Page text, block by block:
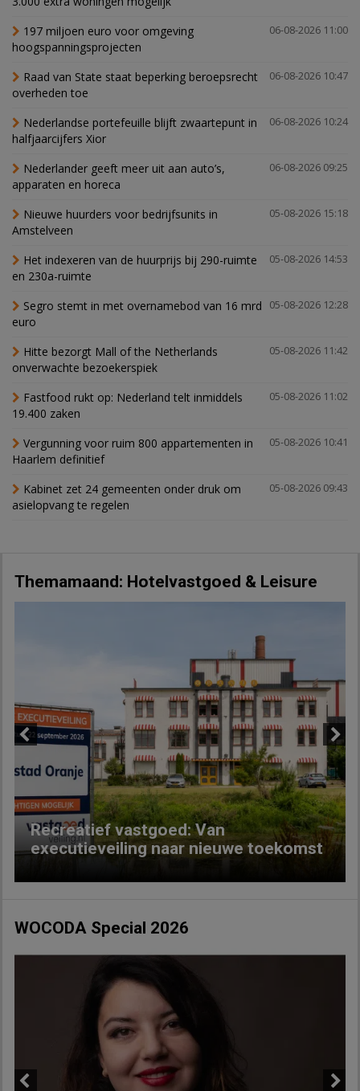
06-08-2026 11:00
197 miljoen euro voor omgeving
hoogspanningsprojecten
06-08-2026 10:47
Raad van State staat beperking beroepsrecht
overheden toe
06-08-2026 10:24
Nederlandse portefeuille blijft zwaartepunt in
halfjaarcijfers Xior
06-08-2026 09:25
Nederlander geeft meer uit aan auto’s,
apparaten en horeca
05-08-2026 15:18
Nieuwe huurders voor bedrijfsunits in
Amstelveen
05-08-2026 14:53
Het indexeren van de huurprijs bij 290-ruimte
en 230a-ruimte
05-08-2026 12:28
Segro stemt in met overnamebod van 16 mrd
euro
05-08-2026 11:42
Hitte bezorgt Mall of the Netherlands
onverwachte bezoekerspiek
05-08-2026 11:02
Fastfood rukt op: Nederland telt inmiddels
19.400 zaken
05-08-2026 10:41
Vergunning voor ruim 800 appartementen in
Haarlem definitief
05-08-2026 09:43
Kabinet zet 24 gemeenten onder druk om
asielopvang te regelen
Themamaand: Hotelvastgoed & Leisure
Recreatief vastgoed: Van
executieveiling naar nieuwe toekomst
Next
WOCODA Special 2026